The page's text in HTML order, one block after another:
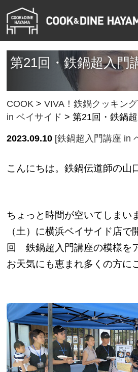
第21回・鉄鍋超入門
COOK >VIVA！鉄鍋クッキング
in ベイサイド >第21回・鉄鍋
2023.09.10 [鉄鍋超入門講座 in
こんにちは。鉄鍋伝道師の山
ちょっと時間が空いてしまい
（土）に横浜ベイサイド店で
回 鉄鍋超入門講座の模様を
お天気にも恵まれ多くの方に